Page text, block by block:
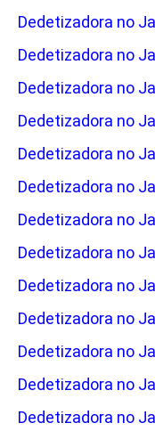
Dedetizadora no
Dedetizadora no
Dedetizadora no
Dedetizadora no
Dedetizadora no
Dedetizadora no
Dedetizadora no
Dedetizadora no
Dedetizadora no
Dedetizadora no
Dedetizadora no
Dedetizadora no
Dedetizadora no